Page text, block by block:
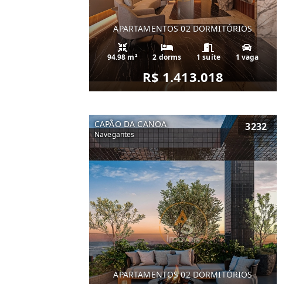
APARTAMENTOS 02 DORMITÓRIOS
94.98 m² 2 dorms 1 suíte 1 vaga
R$ 1.413.018
CAPÃO DA CANOA
Navegantes
3232
APARTAMENTOS 02 DORMITÓRIOS